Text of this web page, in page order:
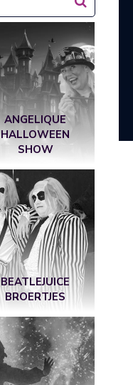
ANGELIQUE
HALLOWEEN
SHOW
BEATLEJUICE
BROERTJES